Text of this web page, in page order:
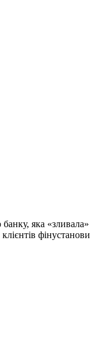
яка «зливала»
фінустанови